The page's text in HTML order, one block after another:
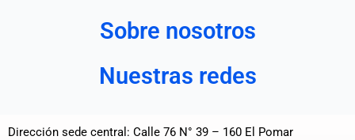
Sobre nosotros
Nuestras redes
Dirección sede central: Calle 76 N° 39 – 160 El Pomar